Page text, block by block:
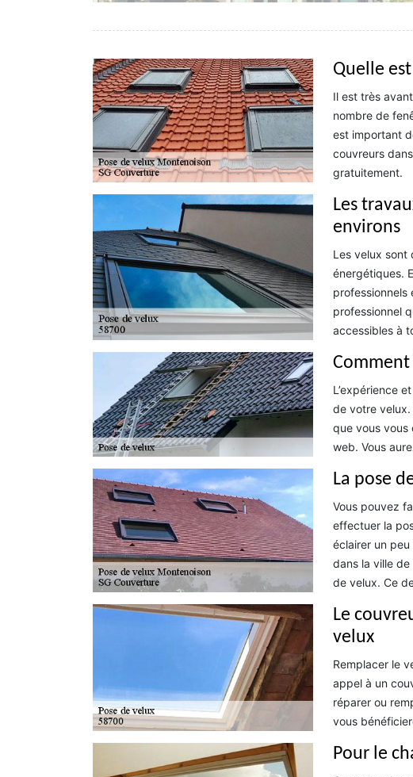
Quelle
Il est très
nombre de
est important
couvreurs
gratuitement.
Les
environs
Les velux sont
énergétiques.
professionnels
professionnel
accessibles à
L’expérience
de votre
que vous vous
web. Vous
La pose
Vous pouvez
effectuer la
éclairer un
dans la ville
de velux. Ce
Le
velux
Remplacer le
appel à un
réparer ou
vous
Pour le